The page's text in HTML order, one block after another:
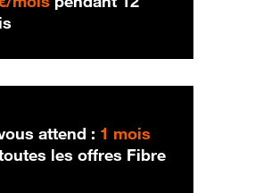
attend : 1 mois
les offres Fibre